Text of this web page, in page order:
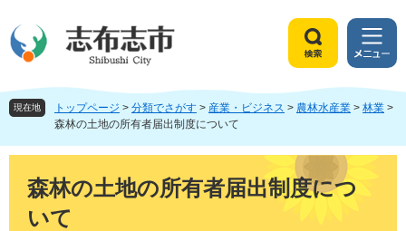
ジ
頭
ュ
飛
索
メ
ニ
ュ
ー
現在地 トップページ > 分類でさがす > 産業・ビジネス > 農林水産業 > 林業 >
森林の土地の所有者届出制度について
森林の土地の所有者届出制度につ
いて